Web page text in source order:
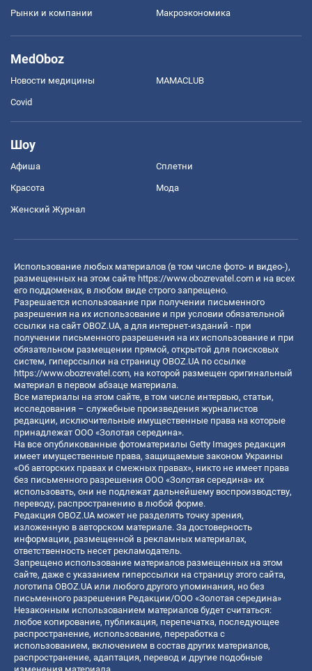
Рынки и компании Mакроэкономика
MedOboz
Новости медицины MAMACLUB
Covid
Шоу
Афиша Сплетни
Красота Мода
Женский Журнал
Использование любых материалов (в том числе фото- и видео-),
размещенных на этом сайте https://www.obozrevatel.com и на всех
его поддоменах, в любом виде строго запрещено.
Разрешается использование при получении письменного
разрешения на их использование и при условии обязательной
ссылки на сайт OBOZ.UA, а для интернет-изданий - при
получении письменного разрешения на их использование и при
обязательном размещении прямой, открытой для поисковых
систем, гиперссылки на страницу OBOZ.UA по ссылке
https://www.obozrevatel.com, на которой размещен оригинальный
материал в первом абзаце материала.
Все материалы на этом сайте, в том числе интервью, статьи,
исследования – служебные произведения журналистов
редакции, исключительные имущественные права на которые
принадлежат ООО «Золотая середина».
На все опубликованные фотоматериалы Getty Images редакция
имеет имущественные права, защищаемые законом Украины
«Об авторских правах и смежных правах», никто не имеет права
без письменного разрешения ООО «Золотая середина» их
использовать, они не подлежат дальнейшему воспроизводству,
переводу, распространению в любой форме.
Редакция OBOZ.UA может не разделять точку зрения,
изложенную в авторском материале. За достоверность
информации, размещенной в рекламных материалах,
ответственность несет рекламодатель.
Запрещено использование материалов размещенных на этом
сайте, даже с указанием гиперссылки на страницу этого сайта,
логотипа OBOZ.UA или любого другого упоминания, но без
письменного разрешения Редакции/ООО «Золотая середина»
Незаконным использованием материалов будет считаться:
любое копирование, публикация, перепечатка, последующее
распространение, использование, переработка с
использованием, включением в состав других материалов,
распространение, адаптация, перевод и другие подобные